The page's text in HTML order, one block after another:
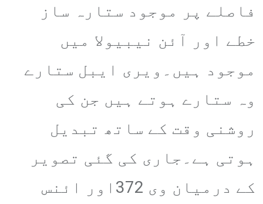
فاصلے پر موجود ستارہ ساز
خطے اور آئن نیبیولا میں
موجود ہیں۔ویری ایبل ستارے
وہ ستارے ہوتے ہیں جن کی
روشنی وقت کے ساتھ تبدیل
ہوتی ہے۔جاری کی گئی تصویر
کے درمیان وی 372اور ائنس